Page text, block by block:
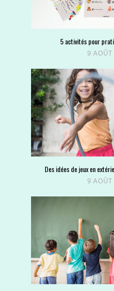
5 activités pour
9 AOÛT
Des idées de jeux en
9 AOÛT